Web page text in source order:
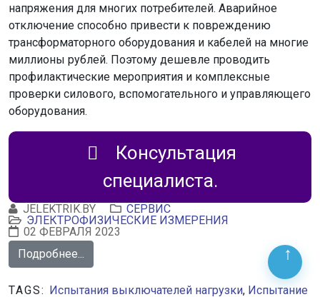
напряжения для многих потребителей. Аварийное
отключение способно привести к повреждению
трансформаторного оборудования и кабелей на многие
миллионы рублей. Поэтому дешевле проводить
профилактические мероприятия и комплексные
проверки силового, вспомогательного и управляющего
оборудования.
Консультация
специалиста.
JELEKTRIK.BY
СЕРВИС
ЭЛЕКТРОФИЗИЧЕСКИЕ ИЗМЕРЕНИЯ
02 ФЕВРАЛЯ 2023
Подробнее...
TAGS: Испытания выключателей нагрузки, Испытание